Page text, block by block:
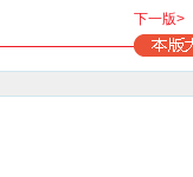
下一版>